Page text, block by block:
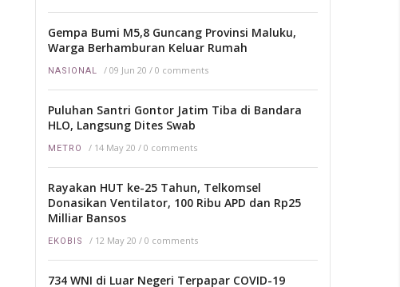
Gempa Bumi M5,8 Guncang Provinsi Maluku,
Warga Berhamburan Keluar Rumah
NASIONAL / 09 Jun 20 / 0 comments
Puluhan Santri Gontor Jatim Tiba di Bandara
HLO, Langsung Dites Swab
METRO / 14 May 20 / 0 comments
Rayakan HUT ke-25 Tahun, Telkomsel
Donasikan Ventilator, 100 Ribu APD dan Rp25
Milliar Bansos
EKOBIS / 12 May 20 / 0 comments
734 WNI di Luar Negeri Terpapar COVID-19